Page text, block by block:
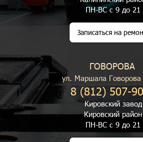
ПН-ВС с 9 до 21
Записаться на
ГОВОРОВА
ул. Маршала
8 (812) 507-
Кировский завод
Кировский район
ПН-ВС с 9 до 21